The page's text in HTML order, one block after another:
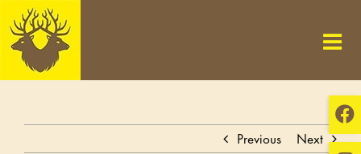
Skip
to
content
Previous Next